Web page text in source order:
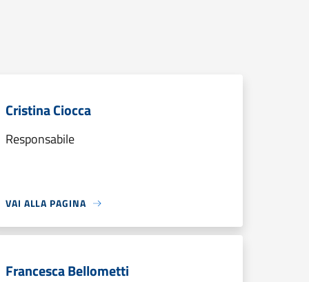
Cristina Ciocca
Responsabile
VAI ALLA PAGINA
Francesca Bellometti